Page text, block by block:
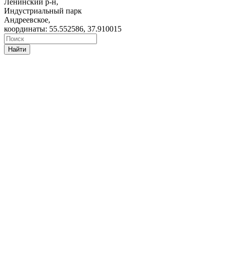
Ленинский р-н,
Индустриальный парк
Андреевское,
координаты: 55.552586, 37.910015
Найти